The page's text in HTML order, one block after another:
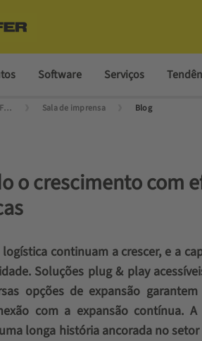
Software Serviços
Página inicial da SSI SCHAEFER Sala de imprensa Blog
o crescimento com
continuam a crescer, e a
Soluções plug & play
opções de expansão
com a expansão contínua.
longa história ancorada no